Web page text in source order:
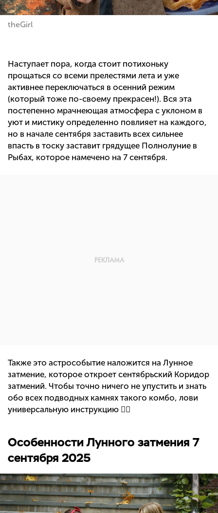
theGirl
Наступает пора, когда стоит потихоньку
прощаться со всеми прелестями лета и уже
активнее переключаться в осенний режим
(который тоже по-своему прекрасен!). Вся эта
постепенно мрачнеющая атмосфера с уклоном в
уют и мистику определенно повлияет на каждого,
но в начале сентября заставить всех сильнее
впасть в тоску заставит грядущее Полнолуние в
Рыбах, которое намечено на 7 сентября.
Также это астрособытие наложится на Лунное
затмение, которое откроет сентябрьский Коридор
затмений. Чтобы точно ничего не упустить и знать
обо всех подводных камнях такого комбо, лови
универсальную инструкцию 👇🏻
Особенности Лунного затмения 7
сентября 2025